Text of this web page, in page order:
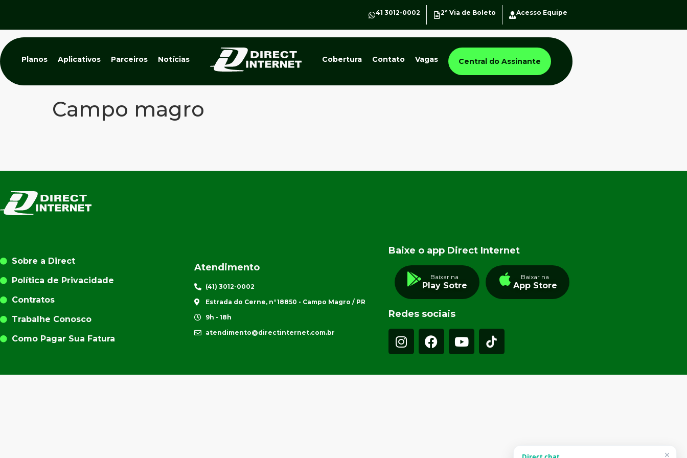
41 3012-0002 2º Via de Boleto Acesso Equipe
Planos Aplicativos Parceiros Notícias Cobertura Contato Vagas Central do Assinante
Campo magro
Sobre a Direct
Política de Privacidade
Contratos
Trabalhe Conosco
Como Pagar Sua Fatura
Atendimento
(41) 3012-0002
Estrada do Cerne, n°18850 - Campo Magro / PR
9h - 18h
atendimento@directinternet.com.br
Baixe o app Direct Internet
Baixar na
Play Sotre
Baixar na
App Store
Redes sociais